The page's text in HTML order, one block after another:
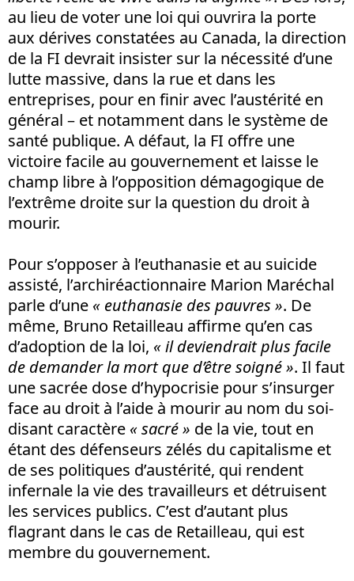
au lieu de voter une loi qui ouvrira la porte
aux dérives constatées au Canada, la direction
de la FI devrait insister sur la nécessité d’une
lutte massive, dans la rue et dans les
entreprises, pour en finir avec l’austérité en
général – et notamment dans le système de
santé publique. A défaut, la FI offre une
victoire facile au gouvernement et laisse le
champ libre à l’opposition démagogique de
l’extrême droite sur la question du droit à
mourir.
Pour s’opposer à l’euthanasie et au suicide
assisté, l’archiréactionnaire Marion Maréchal
parle d’une « euthanasie des pauvres ». De
même, Bruno Retailleau affirme qu’en cas
d’adoption de la loi, « il deviendrait plus facile
de demander la mort que d’être soigné ». Il faut
une sacrée dose d’hypocrisie pour s’insurger
face au droit à l’aide à mourir au nom du soi-
disant caractère « sacré » de la vie, tout en
étant des défenseurs zélés du capitalisme et
de ses politiques d’austérité, qui rendent
infernale la vie des travailleurs et détruisent
les services publics. C’est d’autant plus
flagrant dans le cas de Retailleau, qui est
membre du gouvernement.